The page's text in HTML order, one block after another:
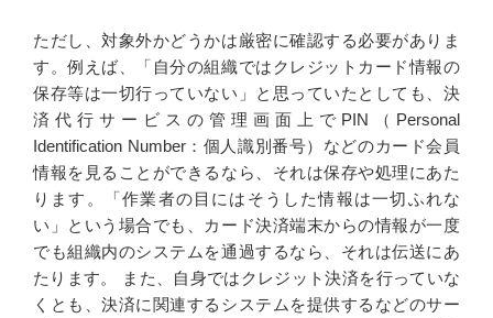
ただし、対象外かどうかは厳密に確認する必要がありま
す。例えば、「自分の組織ではクレジットカード情報の
保存等は一切行っていない」と思っていたとしても、決
済代行サービスの管理画面上でPIN（Personal
Identification Number：個人識別番号）などのカード会員
情報を見ることができるなら、それは保存や処理にあた
ります。「作業者の目にはそうした情報は一切ふれな
い」という場合でも、カード決済端末からの情報が一度
でも組織内のシステムを通過するなら、それは伝送にあ
たります。 また、自身ではクレジット決済を行っていな
くとも、決済に関連するシステムを提供するなどのサー